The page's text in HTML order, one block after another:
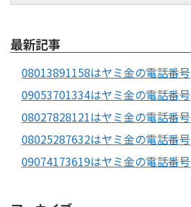
最新記事
08013891158はヤミ金の電話番号
09053701334はヤミ金の電話番号
08027828121はヤミ金の電話番号
08025287632はヤミ金の電話番号
09074173619はヤミ金の電話番号